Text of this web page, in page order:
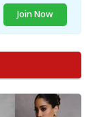
Join Now